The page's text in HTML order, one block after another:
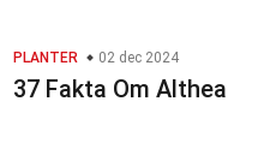
PLANTER 02 dec 2024
37 Fakta Om Althea